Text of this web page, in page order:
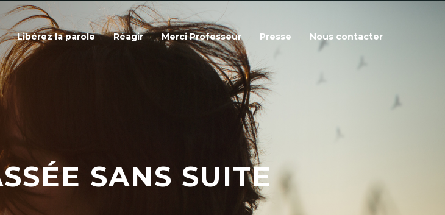
Libérez la parole Réagir Merci Professeur Presse Nous contacter
SANS SUITE